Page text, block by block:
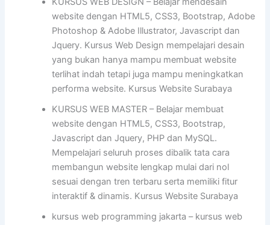
website dengan HTML5, CSS3, Bootstrap, Adobe
Photoshop & Adobe Illustrator, Javascript dan
Jquery. Kursus Web Design mempelajari desain
yang bukan hanya mampu membuat website
terlihat indah tetapi juga mampu meningkatkan
performa website. Kursus Website Surabaya
KURSUS WEB MASTER – Belajar membuat
website dengan HTML5, CSS3, Bootstrap,
Javascript dan Jquery, PHP dan MySQL.
Mempelajari seluruh proses dibalik tata cara
membangun website lengkap mulai dari nol
sesuai dengan tren terbaru serta memiliki fitur
interaktif & dinamis. Kursus Website Surabaya
kursus web programming jakarta – kursus web